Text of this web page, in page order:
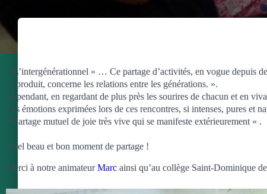
« L’intergénérationnel » … Ce partage d’activités, en vogue depuis
se produit, concerne les relations entre les générations. ».
Cependant, en regardant de plus près les sourires de chacun et en
Les émotions exprimées lors de ces rencontres, si intenses, pures et
« Partage mutuel de joie très vive qui se manifeste extérieurement « .
Quel beau et bon moment de partage !
Merci à notre animateurMarc ainsi qu’au collège Saint-Dominique